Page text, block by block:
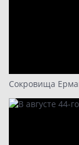
Сокровища